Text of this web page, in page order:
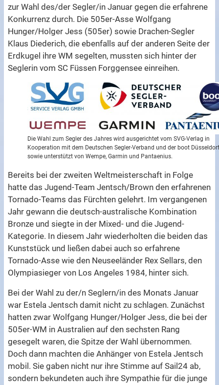
zur Wahl des/der Segler/in Januar gegen die erfahrene
Konkurrenz durch. Die 505er-Asse Wolfgang
Hunger/Holger Jess (505er) sowie Drachen-Segler
Klaus Diederich, die ebenfalls auf der anderen Seite der
Erdkugel ihre WM segelten, mussten sich hinter der
Seglerin vom SC Füssen Forggensee einreihen.
Die Wahl zum Segler des Jahres wird ausgerichtet vom SVG-Verlag in
Kooperation mit dem Deutschen Segler-Verband und der boot
sowie unterstützt von Wempe, Garmin und Pantaenius.
Bereits bei der zweiten Weltmeisterschaft in Folge
hatte das Jugend-Team Jentsch/Brown den erfahrenen
Tornado-Teams das Fürchten gelehrt. Im vergangenen
Jahr gewann die deutsch-australische Kombination
Bronze und siegte in der Mixed- und die Jugend-
Kategorie. In diesem Jahr wiederholten die beiden das
Kunststück und ließen dabei auch so erfahrene
Tornado-Asse wie den Neuseeländer Rex Sellars, den
Olympiasieger von Los Angeles 1984, hinter sich.
Bei der Wahl zu der/n Seglern/in des Monats Januar
war Estela Jentsch damit nicht zu schlagen. Zunächst
hatten zwar Wolfgang Hunger/Holger Jess, die bei der
505er-WM in Australien auf den sechsten Rang
gesegelt waren, die Spitze der Wahl übernommen.
Doch dann machten die Anhänger von Estela Jentsch
mobil. Sie gaben nicht nur ihre Stimme auf Sail24 ab,
sondern bekundeten auch ihre Sympathie für die junge